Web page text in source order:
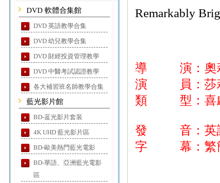
DVD 軟體合集館
DVD 英語教學合集
DVD 幼兒教學合集
DVD 財經投資管理教學
DVD 中醫考試認證教學
各大補習班名師教學合集
藍光影片館
BD-蓝光影片套装
4K UHD 藍光影片區
BD-歐美熱門藍光電影
BD-華語、亞洲藍光電影
區
Remarkably
導 演：奧莉
演 員：莎莉·
類 型：喜
發 音：英
字 幕：繁簡